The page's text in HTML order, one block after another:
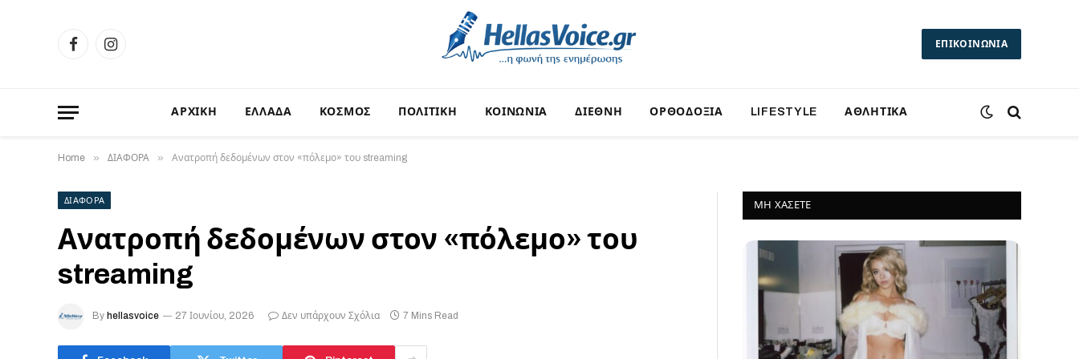
FacebookInstagram ΕΠΙΚΟΙΝΩΝΙΑ
ΑΡΧΙΚΗ ΕΛΛΑΔΑ ΚΟΣΜΟΣ ΠΟΛΙΤΙΚΗ ΚΟΙΝΩΝΙΑ ΔΙΕΘΝΗ ΟΡΘΟΔΟΞΙΑ LIFESTYLE ΑΘΛΗΤΙΚΑ
Home » ΔΙΑΦΟΡΑ » Ανατροπή δεδομένων στον «πόλεμο» του streaming
ΔΙΑΦΟΡΑ
Ανατροπή δεδομένων στον «πόλεμο» του
streaming
By hellasvoice 27 Ιουνίου, 2026 Δεν υπάρχουν Σχόλια 7 Mins Read
ΜΗ ΧΆΣΕΤΕ